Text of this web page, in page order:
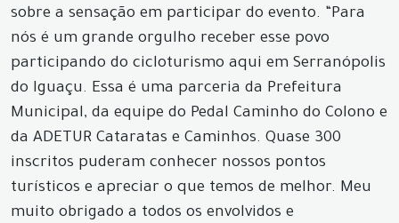
sobre a sensação em participar do evento. “Para
nós é um grande orgulho receber esse povo
participando do cicloturismo aqui em Serranópolis
do Iguaçu. Essa é uma parceria da Prefeitura
Municipal, da equipe do Pedal Caminho do Colono e
da ADETUR Cataratas e Caminhos. Quase 300
inscritos puderam conhecer nossos pontos
turísticos e apreciar o que temos de melhor. Meu
muito obrigado a todos os envolvidos e